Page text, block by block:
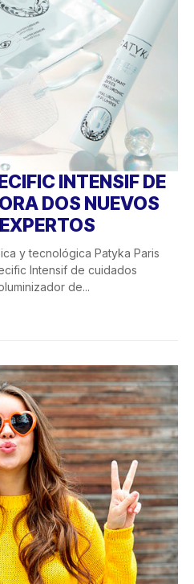
INTENSIF DE
DOS NUEVOS
y tecnológica Patyka Paris
Intensif de cuidados
de...